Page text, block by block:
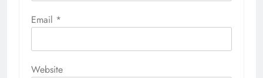
Email *
Website